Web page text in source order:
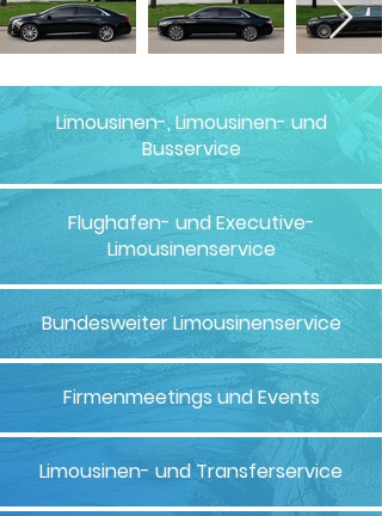
Limousinen-, Limousinen- und
Busservice
Flughafen- und Executive-
Limousinenservice
Bundesweiter Limousinenservice
Firmenmeetings und Events
Limousinen- und Transferservice